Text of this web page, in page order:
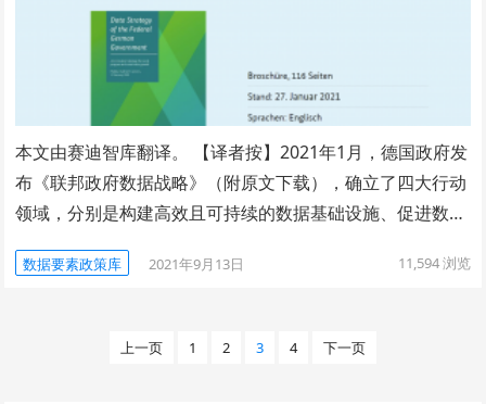
本文由赛迪智库翻译。 【译者按】2021年1月，德国政府发
布《联邦政府数据战略》（附原文下载），确立了四大行动
领域，分别是构建高效且可持续的数据基础设施、促进数…
数据要素政策库 2021年9月13日 11,594浏览
上一页 1 2 3 4 下一页